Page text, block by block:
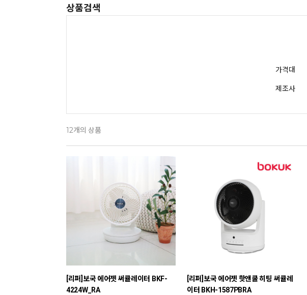
상품검색
가격대
제조사
12개의 상품
[리퍼]보국 에어젯 써큘레이터 BKF-
4224W_RA
[리퍼]보국 에어젯 핫앤쿨 히팅 써큘레
이터 BKH-1587PBRA